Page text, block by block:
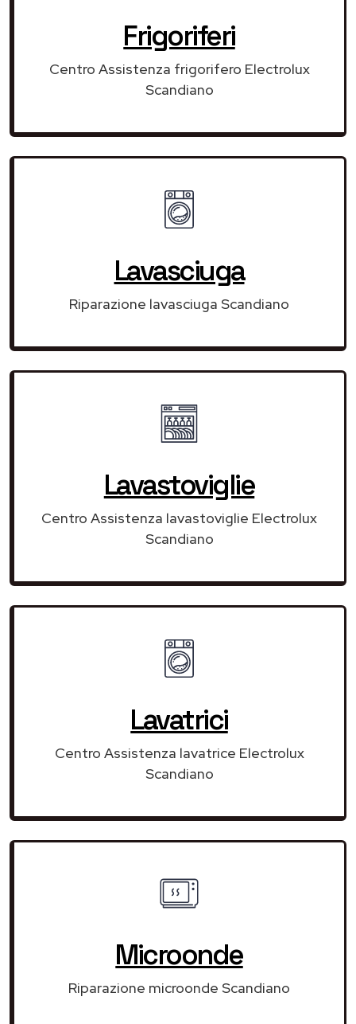
Frigoriferi
Centro Assistenza frigorifero Electrolux
Scandiano
Lavasciuga
Riparazione lavasciuga Scandiano
Lavastoviglie
Centro Assistenza lavastoviglie Electrolux
Scandiano
Lavatrici
Centro Assistenza lavatrice Electrolux
Scandiano
Microonde
Riparazione microonde Scandiano